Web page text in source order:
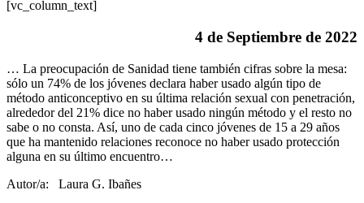
[vc_column_text]
4 de Septiembre de 2022
… La preocupación de Sanidad tiene también cifras sobre la mesa:
sólo un 74% de los jóvenes declara haber usado algún tipo de
método anticonceptivo en su última relación sexual con penetración,
alrededor del 21% dice no haber usado ningún método y el resto no
sabe o no consta. Así, uno de cada cinco jóvenes de 15 a 29 años
que ha mantenido relaciones reconoce no haber usado protección
alguna en su último encuentro…
Autor/a: Laura G. Ibañes